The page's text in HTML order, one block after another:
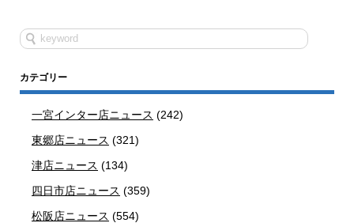
カテゴリー
一宮インター店ニュース (242)
東郷店ニュース (321)
津店ニュース (134)
四日市店ニュース (359)
松阪店ニュース (554)